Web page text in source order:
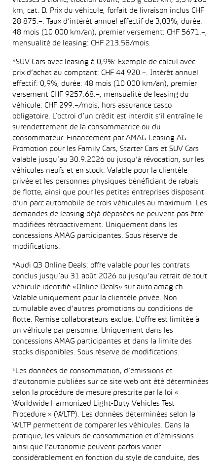
km, cat. D. Prix du véhicule, forfait de livraison inclus CHF
28 875.–. Taux d’intérêt annuel effectif de 3,03%, durée:
48 mois (10 000 km/an), premier versement: CHF 5671.–,
mensualité de leasing: CHF 213.58/mois.
*SUV Cars avec leasing à 0,9%: Exemple de calcul avec
prix d’achat au comptant: CHF 44 920.–. Intérêt annuel
effectif: 0,9%, durée: 48 mois (10 000 km/an), premier
versement CHF 9257.68.–, mensualité de leasing du
véhicule: CHF 299.–/mois, hors assurance casco
obligatoire. L’octroi d’un crédit est interdit s’il entraîne le
surendettement de la consommatrice ou du
consommateur. Financement par AMAG Leasing AG.
Promotion pour les Family Cars, Starter Cars et SUV Cars
valable jusqu’au 30.9.2026 ou jusqu’à révocation, sur les
véhicules neufs et en stock. Valable pour la clientèle
privée et les personnes physiques bénéficiant de rabais
de flotte, ainsi que pour les petites entreprises disposant
d’un parc automobile de trois véhicules au maximum. Les
demandes de leasing déjà déposées ne peuvent pas être
modifiées rétroactivement. Uniquement dans les
concessions AMAG participantes. Sous réserve de
modifications.
*Audi Q3 Online Deals: offre valable pour les contrats
conclus jusqu’au 31 août 2026 ou jusqu’au retrait de tout
véhicule identifié «Online Deals» sur auto.amag.ch.
Valable uniquement pour la clientèle privée. Non
cumulable avec d’autres promotions ou conditions de
flotte. Remise collaborateurs exclue. L’offre est limitée à
un véhicule par personne. Uniquement dans les
concessions AMAG participantes et dans la limite des
stocks disponibles. Sous réserve de modifications.
¹Les données de consommation, d’émissions et
d’autonomie publiées sur ce site web ont été déterminées
selon la procédure de mesure prescrite par la loi «
Worldwide Harmonized Light-Duty Vehicles Test
Procedure » (WLTP). Les données déterminées selon la
WLTP permettent de comparer les véhicules. Dans la
pratique, les valeurs de consommation et d’émissions
ainsi que l’autonomie peuvent parfois varier
considérablement en fonction du style de conduite, des